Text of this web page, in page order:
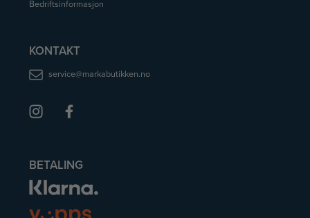
Bedriftsinformasjon
KONTAKT
service@markabutikken.no
BETALING